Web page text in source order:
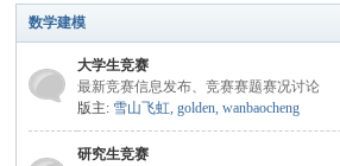
数 » ›
数学建模
大学生竞赛
最新竞赛信息发布、竞赛赛题赛况讨论
版主: 雪山飞虹,golden,wanbaocheng
研究生竞赛